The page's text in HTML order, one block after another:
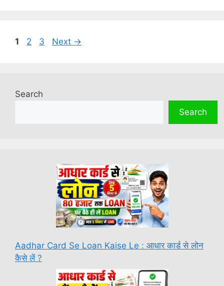
Page
1 Page
2 Page
3 Next →
Search
Search
Aadhar Card Se Loan Kaise Le : आधार कार्ड से लोन
कैसे लें ?